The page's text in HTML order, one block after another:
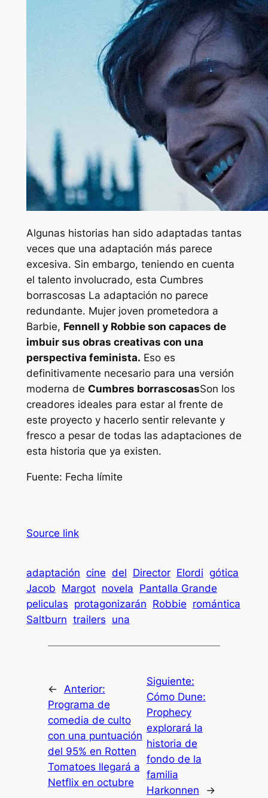
Algunas historias han sido adaptadas tantas
veces que una adaptación más parece
excesiva. Sin embargo, teniendo en cuenta
el talento involucrado, esta Cumbres
borrascosas La adaptación no parece
redundante. Mujer joven prometedora a
Barbie, Fennell y Robbie son capaces de
imbuir sus obras creativas con una
perspectiva feminista. Eso es
definitivamente necesario para una versión
moderna de Cumbres borrascosasSon los
creadores ideales para estar al frente de
este proyecto y hacerlo sentir relevante y
fresco a pesar de todas las adaptaciones de
esta historia que ya existen.
Fuente: Fecha límite
Source link
adaptación cine del Director Elordi gótica
Jacob Margot novela Pantalla Grande
peliculas protagonizarán Robbie romántica
Saltburn trailers una
← Anterior:
Programa de
comedia de culto
con una puntuación
del 95% en Rotten
Tomatoes llegará a
Netflix en octubre
Siguiente:
Cómo Dune:
Prophecy
explorará la
historia de
fondo de la
familia
Harkonnen
→